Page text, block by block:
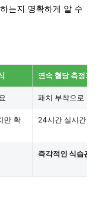
는지 명확하게 알 수
연속 혈당 측정기
패치 부착으로 자
만 확
24시간 실시간 그
즉각적인 식습관 교